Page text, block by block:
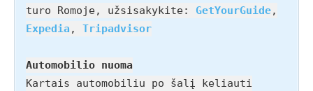
turo Romoje, užsisakykite: GetYourGuide,
Expedia , Tripadvisor
Automobilio nuoma
Kartais automobiliu po šalį keliauti